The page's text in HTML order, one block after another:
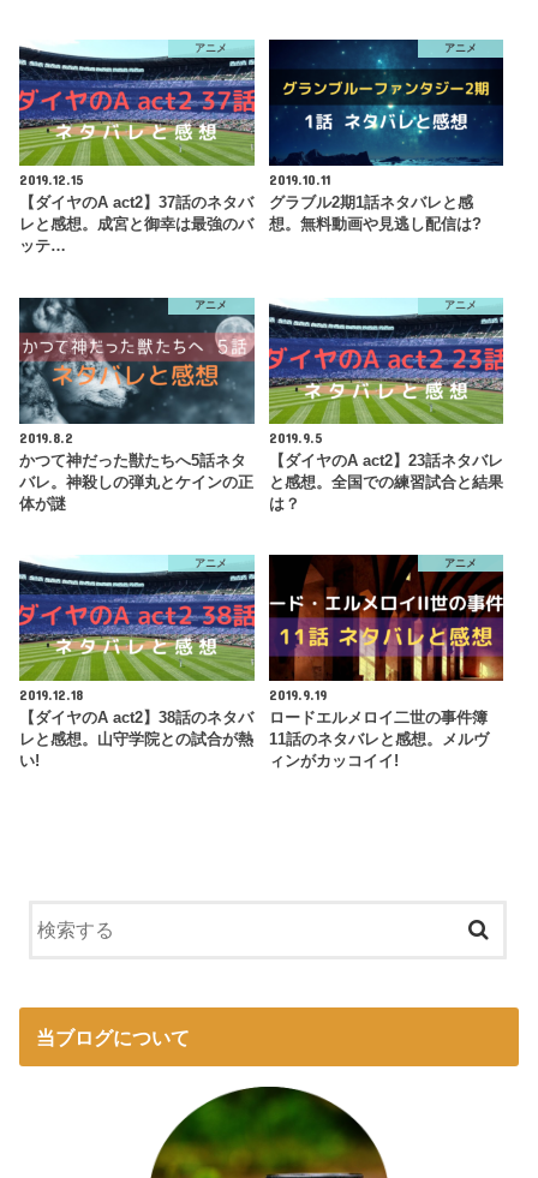
アニメ
2019.12.15
【ダイヤのA act2】37話のネタバ
レと感想。成宮と御幸は最強のバ
ッテ…
アニメ
2019.10.11
グラブル2期1話ネタバレと感
想。無料動画や見逃し配信は?
アニメ
2019.8.2
かつて神だった獣たちへ5話ネタ
バレ。神殺しの弾丸とケインの正
体が謎
アニメ
2019.9.5
【ダイヤのA act2】23話ネタバレ
と感想。全国での練習試合と結果
は？
アニメ
2019.12.18
【ダイヤのA act2】38話のネタバ
レと感想。山守学院との試合が熱
い!
アニメ
2019.9.19
ロードエルメロイ二世の事件簿
11話のネタバレと感想。メルヴ
ィンがカッコイイ!
当ブログについて